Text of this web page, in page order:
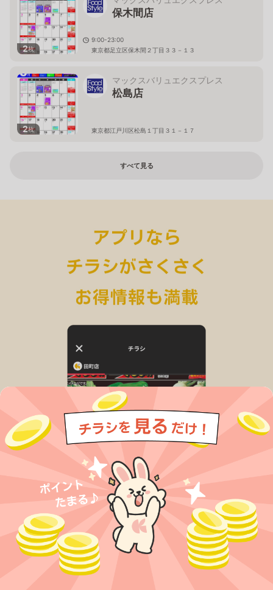
2枚
保木間店
9:00-23:00
東京都足立区保木間２丁目３３－１３
2枚
マックスバリュエクスプレス
松島店
東京都江戸川区松島１丁目３１－１７
すべて見る